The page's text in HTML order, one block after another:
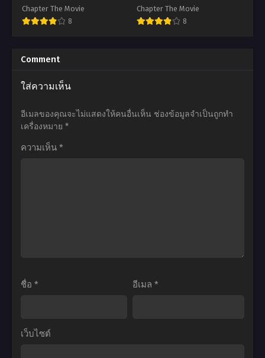
Saiyan
(1993)
ก้อน
บอล
แซด
มูฟ
08:
ไซ
ไทย
บอล
แซด
วี่
ฟิวชั่
ไทย
แซด เดอะมูฟวี่ 09: ฝ่าวิกฤติแก
แล็คซี่ พากย์ไทย
Chapter The Movie
8
นิ
เมะ
Dragon
Z:
Unbound
วี่
วิกฤติ
เดอะมูฟวี่ 01: ปะทะกาลิคจูเนียร์
พากย์ไทย
Chapter The Movie
8
เมะ
Ball
วี่
Comment
ใส่ความเห็น
อีเมลของคุณจะไม่แสดงให้คนอื่นเห็น ช่องข้อมูลจำเป็นถูกทำ
เครื่องหมาย *
ความเห็น *
ชื่อ * อีเมล *
เว็บไซต์